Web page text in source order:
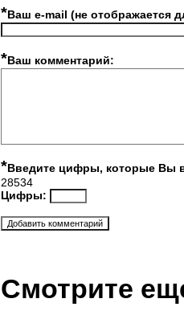
*Ваш e-mail (не отображается
*Ваш комментарий:
*Введите цифры, которые Вы
28534
Цифры:
Смотрите